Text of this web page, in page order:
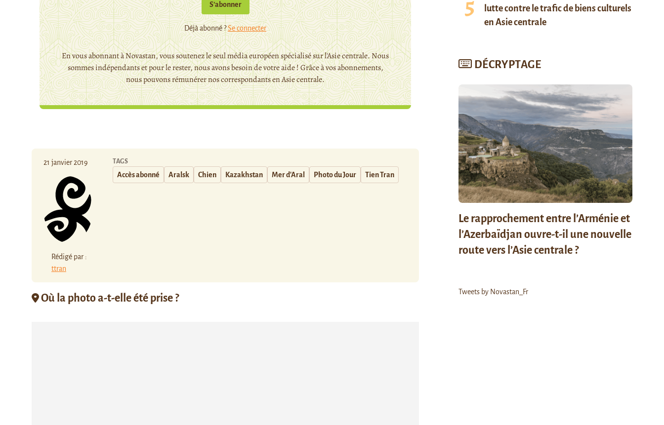
S’abonner
Déjà abonné ?Se connecter
En vous abonnant à Novastan, vous soutenez le seul média européen spécialisé sur l'Asie centrale. Nous
sommes indépendants et pour le rester, nous avons besoin de votre aide ! Grâce à vos abonnements,
nous pouvons rémunérer nos correspondants en Asie centrale.
21 janvier 2019
Rédigé par :
ttran
TAGS
Accès abonné Aralsk Chien Kazakhstan Mer d'Aral Photo du Jour Tien Tran
Où la photo a-t-elle été prise ?
lutte contre le trafic de biens culturels
en Asie centrale
DÉCRYPTAGE
Le rapprochement entre l’Arménie et
l’Azerbaïdjan ouvre-t-il une nouvelle
route vers l’Asie centrale ?
Tweets by Novastan_Fr